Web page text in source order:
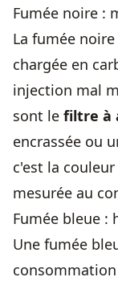
Fumée noire :
La fumée
chargée en
injection mal
sont le filtre à
encrassée ou
c'est la
mesurée au
Fumée bleue :
Une fumée